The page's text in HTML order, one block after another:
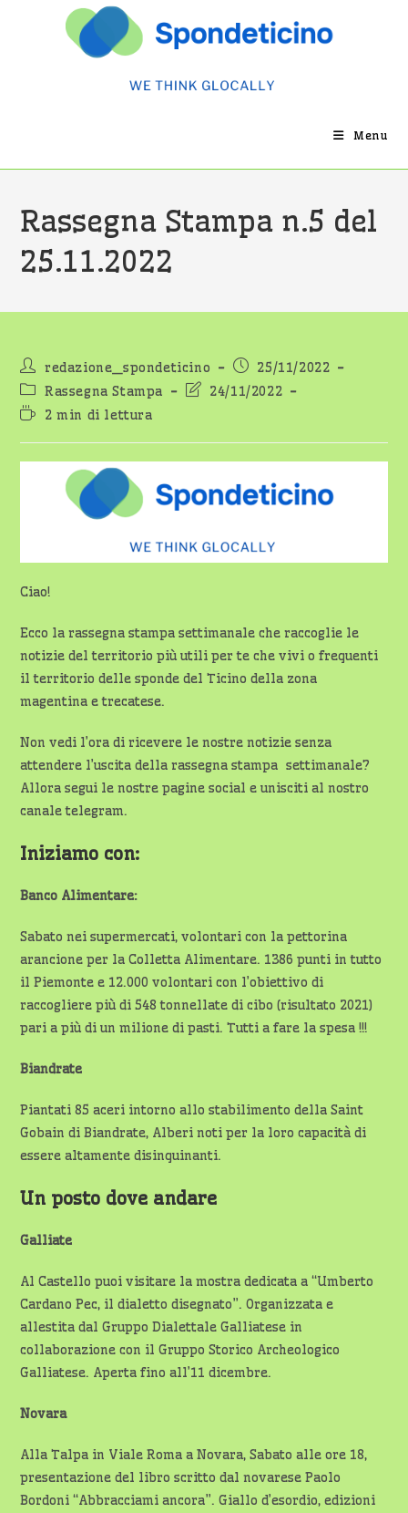
Menu
Rassegna Stampa n.5 del
25.11.2022
Autore
dell'articolo:
redazione_spondeticino
Articolo
pubblicato:
25/11/2022
Categoria
dell'articolo:
Rassegna Stampa
Ultima24/11/2022
Tempo
lettura:
2 min di lettura
Ciao!
Ecco la rassegna stampa settimanale che raccoglie le
notizie del territorio più utili per te che vivi o frequenti
il territorio delle sponde del Ticino della zona
magentina e trecatese.
Non vedi l’ora di ricevere le nostre notizie senza
attendere l’uscita della rassegna stampa settimanale?
Allora segui le nostre pagine social e unisciti al nostro
canale telegram.
Iniziamo con:
Banco Alimentare:
Sabato nei supermercati, volontari con la pettorina
arancione per la Colletta Alimentare. 1386 punti in tutto
il Piemonte e 12.000 volontari con l’obiettivo di
raccogliere più di 548 tonnellate di cibo (risultato 2021)
pari a più di un milione di pasti. Tutti a fare la spesa !!!
Biandrate
Piantati 85 aceri intorno allo stabilimento della Saint
Gobain di Biandrate, Alberi noti per la loro capacità di
essere altamente disinquinanti.
Un posto dove andare
Galliate
Al Castello puoi visitare la mostra dedicata a “Umberto
Cardano Pec, il dialetto disegnato”. Organizzata e
allestita dal Gruppo Dialettale Galliatese in
collaborazione con il Gruppo Storico Archeologico
Galliatese. Aperta fino all’11 dicembre.
Novara
Alla Talpa in Viale Roma a Novara, Sabato alle ore 18,
presentazione del libro scritto dal novarese Paolo
Bordoni “Abbracciami ancora”. Giallo d’esordio, edizioni